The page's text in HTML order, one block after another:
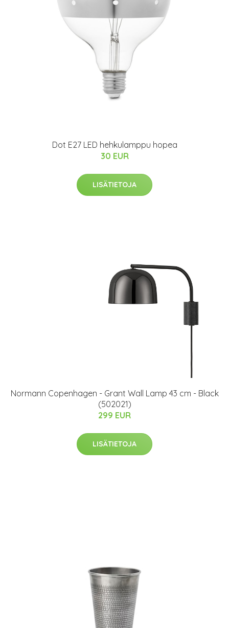
Dot E27 LED hehkulamppu hopea
30 EUR
LISÄTIETOJA
Normann Copenhagen - Grant Wall Lamp 43 cm - Black
(502021)
299 EUR
LISÄTIETOJA